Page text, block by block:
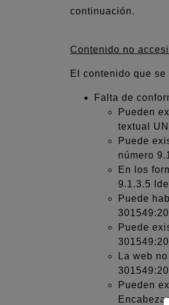
continuación.
Contenido no
El contenido que
Falta de
Pueden
textual
Puede
número
En los
9.1.3.5
Puede
Puede
La web
Pueden